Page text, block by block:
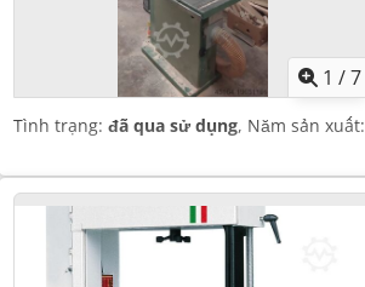
1 /7
Tình trạng: đã qua sử dụng, Năm sản xuất: